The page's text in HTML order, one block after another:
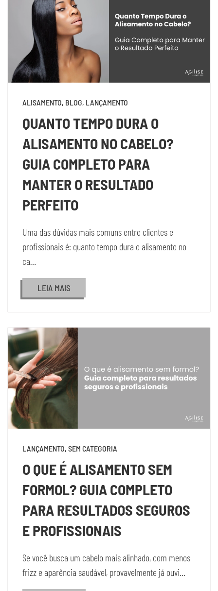
ALISAMENTO, BLOG, LANÇAMENTO
QUANTO TEMPO DURA O
ALISAMENTO NO CABELO?
GUIA COMPLETO PARA
MANTER O RESULTADO
PERFEITO
Uma das dúvidas mais comuns entre clientes e
profissionais é: quanto tempo dura o alisamento no
ca…
LEIA MAIS
LANÇAMENTO, SEM CATEGORIA
O QUE É ALISAMENTO SEM
FORMOL? GUIA COMPLETO
PARA RESULTADOS SEGUROS
E PROFISSIONAIS
Se você busca um cabelo mais alinhado, com menos
frizz e aparência saudável, provavelmente já ouvi…